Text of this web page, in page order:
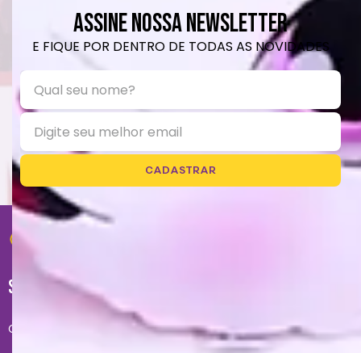
ASSINE NOSSA NEWSLETTER
E FIQUE POR DENTRO DE TODAS AS NOVIDADES
CADASTRAR
SUPORTE
Central de atendimento exclusivo do site: